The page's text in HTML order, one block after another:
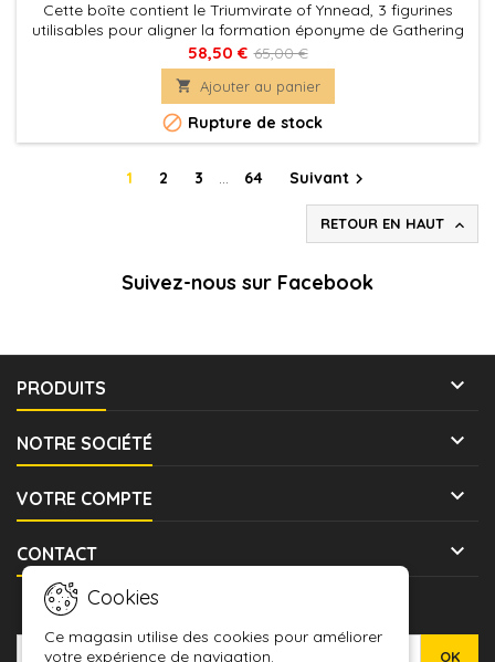
Cette boîte contient le Triumvirate of Ynnead, 3 figurines
utilisables pour aligner la formation éponyme de Gathering
Storm: La Fracture de Biel-Tan.
58,50 € 65,00 €
 Ajouter au panier
 Rupture de stock
1 2 3 … 64 Suivant
RETOUR EN HAUT 
Suivez-nous sur Facebook
PRODUITS 
NOTRE SOCIÉTÉ 
VOTRE COMPTE 
CONTACT 
Cookies
Ce magasin utilise des cookies pour améliorer
votre expérience de navigation.
LETTRE D'INFORMATIONS